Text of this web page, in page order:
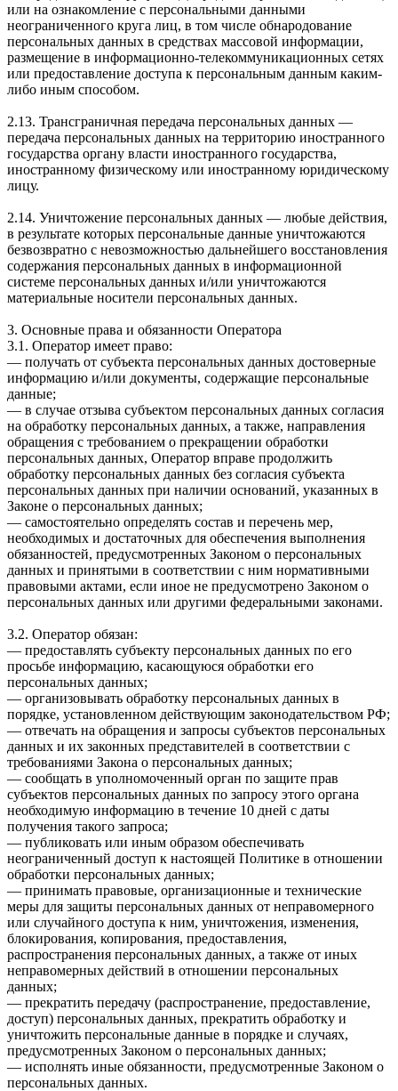
или на ознакомление с персональными данными
неограниченного круга лиц, в том числе обнародование
персональных данных в средствах массовой информации,
размещение в информационно-телекоммуникационных сетях
или предоставление доступа к персональным данным каким-
либо иным способом.
2.13. Трансграничная передача персональных данных —
передача персональных данных на территорию иностранного
государства органу власти иностранного государства,
иностранному физическому или иностранному юридическому
лицу.
2.14. Уничтожение персональных данных — любые действия,
в результате которых персональные данные уничтожаются
безвозвратно с невозможностью дальнейшего восстановления
содержания персональных данных в информационной
системе персональных данных и/или уничтожаются
материальные носители персональных данных.
3. Основные права и обязанности Оператора
3.1. Оператор имеет право:
— получать от субъекта персональных данных достоверные
информацию и/или документы, содержащие персональные
данные;
— в случае отзыва субъектом персональных данных согласия
на обработку персональных данных, а также, направления
обращения с требованием о прекращении обработки
персональных данных, Оператор вправе продолжить
обработку персональных данных без согласия субъекта
персональных данных при наличии оснований, указанных в
Законе о персональных данных;
— самостоятельно определять состав и перечень мер,
необходимых и достаточных для обеспечения выполнения
обязанностей, предусмотренных Законом о персональных
данных и принятыми в соответствии с ним нормативными
правовыми актами, если иное не предусмотрено Законом о
персональных данных или другими федеральными законами.
3.2. Оператор обязан:
— предоставлять субъекту персональных данных по его
просьбе информацию, касающуюся обработки его
персональных данных;
— организовывать обработку персональных данных в
порядке, установленном действующим законодательством РФ;
— отвечать на обращения и запросы субъектов персональных
данных и их законных представителей в соответствии с
требованиями Закона о персональных данных;
— сообщать в уполномоченный орган по защите прав
субъектов персональных данных по запросу этого органа
необходимую информацию в течение 10 дней с даты
получения такого запроса;
— публиковать или иным образом обеспечивать
неограниченный доступ к настоящей Политике в отношении
обработки персональных данных;
— принимать правовые, организационные и технические
меры для защиты персональных данных от неправомерного
или случайного доступа к ним, уничтожения, изменения,
блокирования, копирования, предоставления,
распространения персональных данных, а также от иных
неправомерных действий в отношении персональных
данных;
— прекратить передачу (распространение, предоставление,
доступ) персональных данных, прекратить обработку и
уничтожить персональные данные в порядке и случаях,
предусмотренных Законом о персональных данных;
— исполнять иные обязанности, предусмотренные Законом о
персональных данных.